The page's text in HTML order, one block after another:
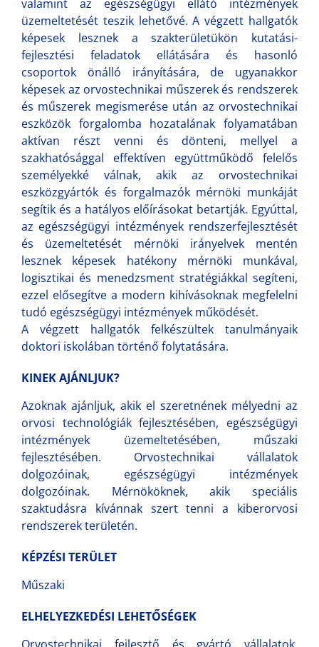
valamint az egészségügyi ellátó intézmények
üzemeltetését teszik lehetővé. A végzett hallgatók
képesek lesznek a szakterületükön kutatási-
fejlesztési feladatok ellátására és hasonló
csoportok önálló irányítására, de ugyanakkor
képesek az orvostechnikai műszerek és rendszerek
és műszerek megismerése után az orvostechnikai
eszközök forgalomba hozatalának folyamatában
aktívan részt venni és dönteni, mellyel a
szakhatósággal effektíven együttműködő felelős
személyekké válnak, akik az orvostechnikai
eszközgyártók és forgalmazók mérnöki munkáját
segítik és a hatályos előírásokat betartják. Egyúttal,
az egészségügyi intézmények rendszerfejlesztését
és üzemeltetését mérnöki irányelvek mentén
lesznek képesek hatékony mérnöki munkával,
logisztikai és menedzsment stratégiákkal segíteni,
ezzel elősegítve a modern kihívásoknak megfelelni
tudó egészségügyi intézmények működését.
A végzett hallgatók felkészültek tanulmányaik
doktori iskolában történő folytatására.
KINEK AJÁNLJUK?
Azoknak ajánljuk, akik el szeretnének mélyedni az
orvosi technológiák fejlesztésében, egészségügyi
intézmények üzemeltetésében, műszaki
fejlesztésében. Orvostechnikai vállalatok
dolgozóinak, egészségügyi intézmények
dolgozóinak. Mérnököknek, akik speciális
szaktudásra kívánnak szert tenni a kiberorvosi
rendszerek területén.
KÉPZÉSI TERÜLET
Műszaki
ELHELYEZKEDÉSI LEHETŐSÉGEK
Orvostechnikai fejlesztő és gyártó vállalatok,